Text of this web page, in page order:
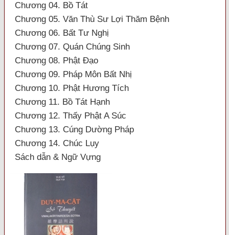
Chương 04. Bồ Tát
Chương 05. Văn Thù Sư Lợi Thăm Bệnh
Chương 06. Bất Tư Nghị
Chương 07. Quán Chúng Sinh
Chương 08. Phật Đạo
Chương 09. Pháp Môn Bất Nhị
Chương 10. Phật Hương Tích
Chương 11. Bồ Tát Hạnh
Chương 12. Thấy Phật A Súc
Chương 13. Cúng Dường Pháp
Chương 14. Chúc Lụy
Sách dẫn & Ngữ Vựng